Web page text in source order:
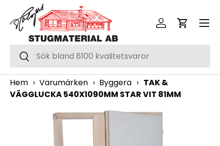
Hoppa över
Sök
Sök
Logga inVagn
Meny
Hem › Varumärken › Byggera › TAK &
VÄGGLUCKA 540X1090MM STAR VIT 81MM